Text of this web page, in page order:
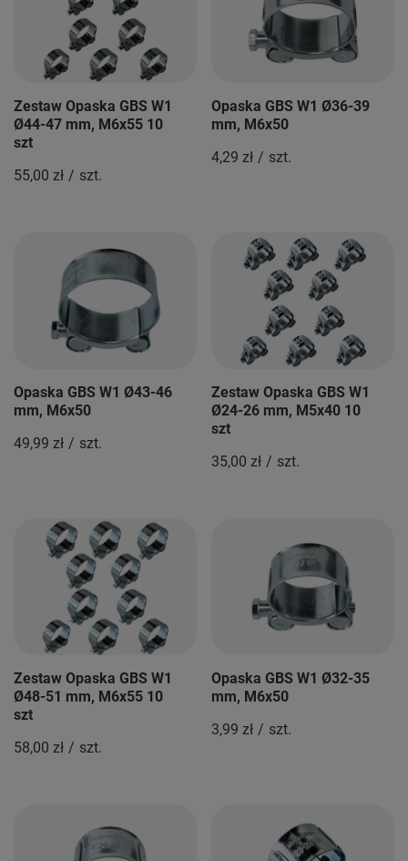
Zestaw Opaska GBS W1
Ø44-47 mm, M6x55 10
szt
55,00 zł / szt.
Opaska GBS W1 Ø36-39
mm, M6x50
4,29 zł / szt.
Opaska GBS W1 Ø43-46
mm, M6x50
49,99 zł / szt.
Zestaw Opaska GBS W1
Ø24-26 mm, M5x40 10
szt
35,00 zł / szt.
Zestaw Opaska GBS W1
Ø48-51 mm, M6x55 10
szt
58,00 zł / szt.
Opaska GBS W1 Ø32-35
mm, M6x50
3,99 zł / szt.